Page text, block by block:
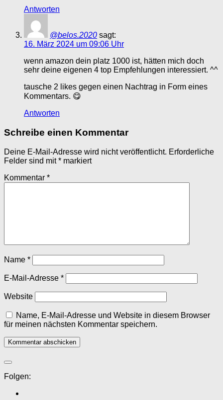
Antworten
@belos.2020 sagt:
16. März 2024 um 09:06 Uhr
wenn amazon dein platz 1000 ist, hätten mich doch
sehr deine eigenen 4 top Empfehlungen interessiert. ^^
tausche 2 likes gegen einen Nachtrag in Form eines
Kommentars. 😋
Antworten
Schreibe einen Kommentar
Deine E-Mail-Adresse wird nicht veröffentlicht. Erforderliche
Felder sind mit* markiert
Kommentar *
Name *
E-Mail-Adresse *
Website
Name, E-Mail-Adresse und Website in diesem Browser
für meinen nächsten Kommentar speichern.
Folgen: